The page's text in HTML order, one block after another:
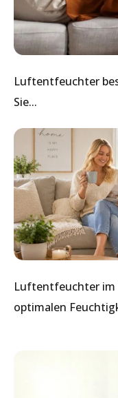
Luftentfeuchter
Sie...
Luftentfeuchter im
optimalen